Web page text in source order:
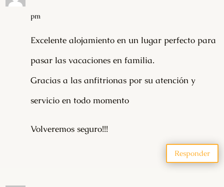
pm
Excelente alojamiento en un lugar perfecto para
pasar las vacaciones en familia.
Gracias a las anfitrionas por su atención y
servicio en todo momento
Volveremos seguro!!!
Responder